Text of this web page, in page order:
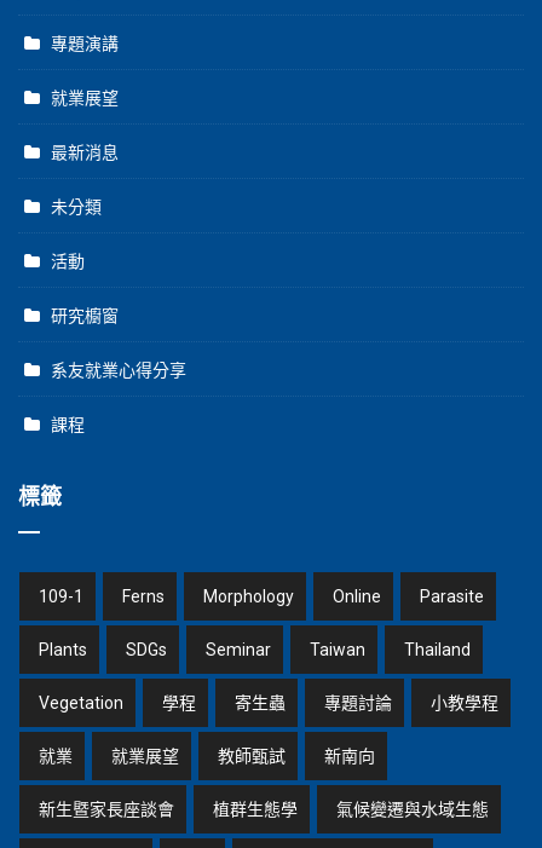
專題演講
就業展望
最新消息
未分類
活動
研究櫥窗
系友就業心得分享
課程
標籤
109-1 Ferns Morphology Online Parasite
Plants SDGs Seminar Taiwan Thailand
Vegetation 學程 寄生蟲 專題討論 小教學程
就業 就業展望 教師甄試 新南向
新生暨家長座談會 植群生態學 氣候變遷與水域生態